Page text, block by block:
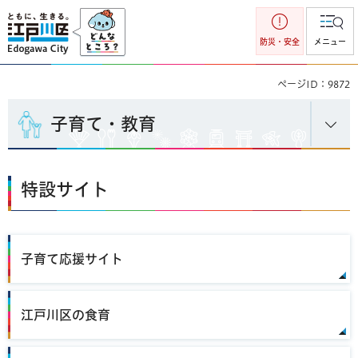
江戸川区
防災・安全 メニュー
ページID：9872
子育て・教育
特設サイト
子育て応援サイト
江戸川区の食育